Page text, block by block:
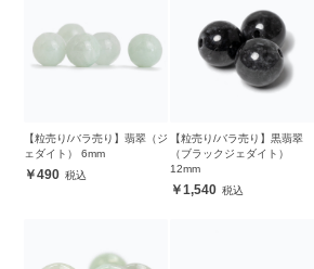
【粒売り/バラ売り】翡翠（ジ
ェダイト） 6mm
490
【粒売り/バラ売り】黒翡翠
（ブラックジェダイト）
12mm
1,540